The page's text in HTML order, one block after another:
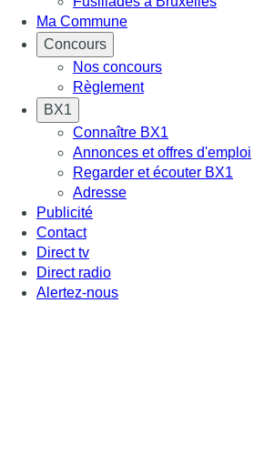
Ma Commune
Concours
Nos concours
Règlement
BX1
Connaître BX1
Annonces et offres d'emploi
Regarder et écouter BX1
Adresse
Publicité
Contact
Direct tv
Direct radio
Alertez-nous